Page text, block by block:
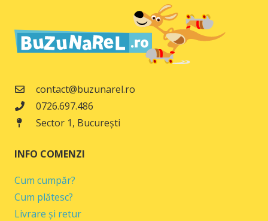
fost:
49,00 lei.
39,00 lei.
contact@buzunarel.ro
0726.697.486
Sector 1, București
INFO COMENZI
Cum cumpăr?
Cum plătesc?
Livrare și retur